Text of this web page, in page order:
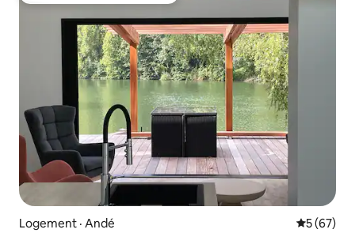
Logement · Andé Note
5 (67)